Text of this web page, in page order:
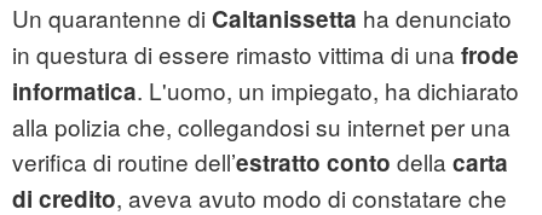
Un quarantenne di Caltanissetta ha denunciato
in questura di essere rimasto vittima di una frode
informatica. L'uomo, un impiegato, ha dichiarato
alla polizia che, collegandosi su internet per una
verifica di routine dell’estratto conto della carta
di credito, aveva avuto modo di constatare che